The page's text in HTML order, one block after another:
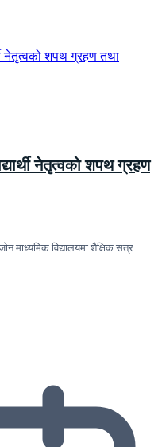
नेतृत्वको शपथ ग्रहण
माध्यमिक विद्यालयमा शैक्षिक सत्र